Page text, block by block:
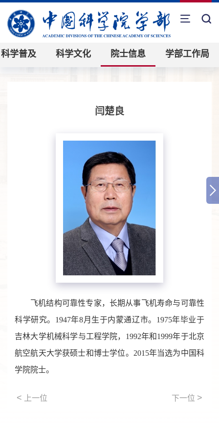
科学普及 科学文化 院士信息 学部工作局
闫楚良
飞机结构可靠性专家，长期从事飞机寿命与可靠性
科学研究。1947年8月生于内蒙通辽市。1975年毕业于
吉林大学机械科学与工程学院，1992年和1999年于北京
航空航天大学获硕士和博士学位。2015年当选为中国科
学院院士。
< 上一位 下一位 >